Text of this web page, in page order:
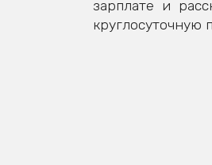
зарплате и
круглосуточную